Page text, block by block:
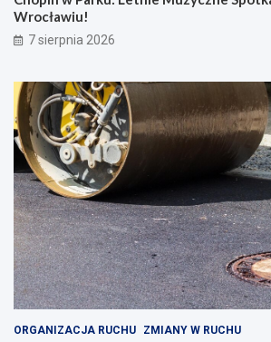
Wrocławiu!
7 sierpnia 2026
ORGANIZACJA RUCHU ZMIANY W RUCHU